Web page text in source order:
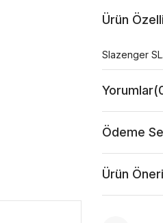
Ürün
Slazenger
Yorumlar
Ödeme
Ürün